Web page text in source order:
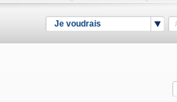
Je voudrais